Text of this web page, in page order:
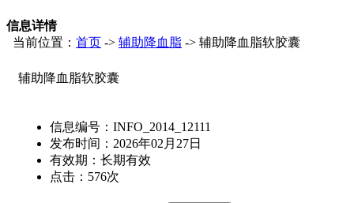
信息详情
当前位置： 首页 -> 辅助降血脂 -> 辅助降血脂软胶囊
辅助降血脂软胶囊
信息编号： INFO_2014_12111
发布时间： 2026年02月27日
有效期： 长期有效
点击： 576次